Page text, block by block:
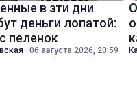
в эти дни
деньги лопатой:
пеленок
· 06 августа 2026, 20:59